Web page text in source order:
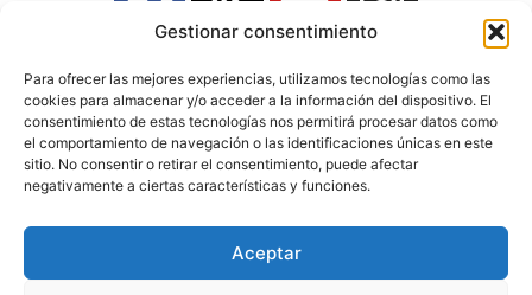
Gestionar consentimiento
Para ofrecer las mejores experiencias, utilizamos tecnologías como las
cookies para almacenar y/o acceder a la información del dispositivo. El
consentimiento de estas tecnologías nos permitirá procesar datos como
el comportamiento de navegación o las identificaciones únicas en este
sitio. No consentir o retirar el consentimiento, puede afectar
negativamente a ciertas características y funciones.
Aceptar